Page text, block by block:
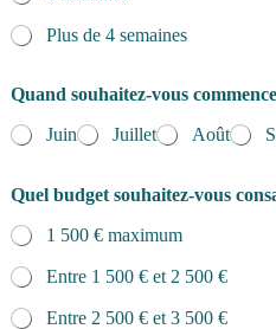
Plus de 4 semaines
Quand souhaitez-vous
Juin
Juillet Août
Quel budget souhaitez-vous
1 500 € maximum
Entre 1 500 € et 2 500 €
Entre 2 500 € et 3 500 €